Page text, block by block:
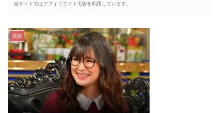
当サイトではアフィリエイト広告を利用しています。
芸能